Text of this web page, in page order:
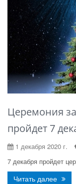
Церемония
пройдет 7
1 декабря 2020 г.
7 декабря пройдет
Читать далее